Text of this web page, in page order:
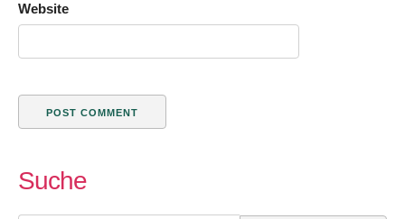
Website
Suche